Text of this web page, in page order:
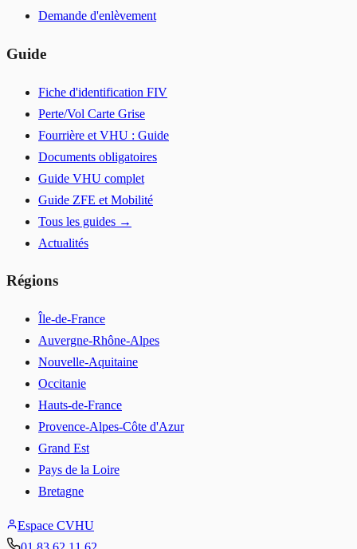
Demande d'enlèvement
Guide
Fiche d'identification FIV
Perte/Vol Carte Grise
Fourrière et VHU : Guide
Documents obligatoires
Guide VHU complet
Guide ZFE et Mobilité
Tous les guides →
Actualités
Régions
Île-de-France
Auvergne-Rhône-Alpes
Nouvelle-Aquitaine
Occitanie
Hauts-de-France
Provence-Alpes-Côte d'Azur
Grand Est
Pays de la Loire
Bretagne
Espace CVHU